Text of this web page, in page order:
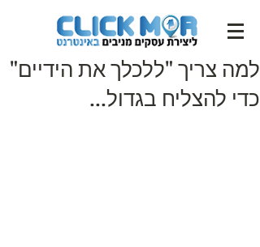
למה צריך "ללכלך את הידיים"
כדי להצליח בגדול...